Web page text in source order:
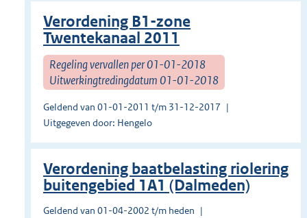
Verordening B1-zone
Twentekanaal 2011
Regeling vervallen per 01-01-2018
Uitwerkingtredingdatum 01-01-2018
Geldend van 01-01-2011 t/m 31-12-2017
Uitgegeven door: Hengelo
Verordening baatbelasting riolering
buitengebied 1A1 (Dalmeden)
Geldend van 01-04-2002 t/m heden